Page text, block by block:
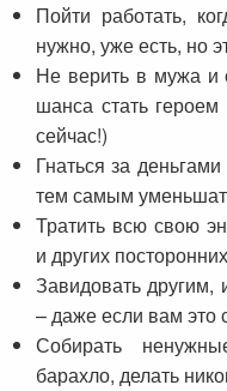
Пойти работать,
нужно, уже есть, но
Не верить в мужа и
шанса стать
сейчас!)
Гнаться за
тем самым
Тратить всю свою
и других
Завидовать другим,
– даже если вам это
Собирать
барахло, делать